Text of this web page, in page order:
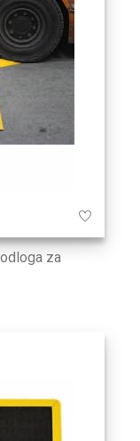
za